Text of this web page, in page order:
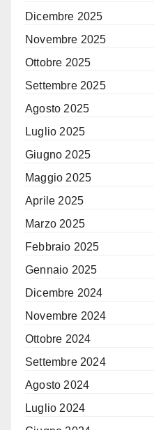
Dicembre 2025
Novembre 2025
Ottobre 2025
Settembre 2025
Agosto 2025
Luglio 2025
Giugno 2025
Maggio 2025
Aprile 2025
Marzo 2025
Febbraio 2025
Gennaio 2025
Dicembre 2024
Novembre 2024
Ottobre 2024
Settembre 2024
Agosto 2024
Luglio 2024